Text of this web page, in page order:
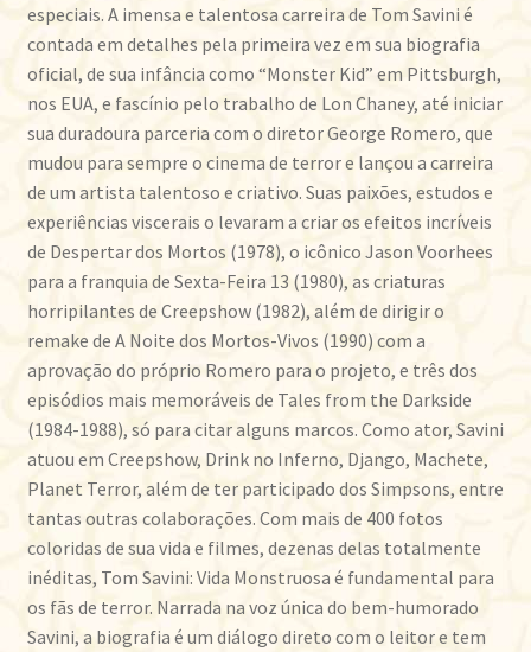
especiais. A imensa e talentosa carreira de Tom Savini é
contada em detalhes pela primeira vez em sua biografia
oficial, de sua infância como “Monster Kid” em Pittsburgh,
nos EUA, e fascínio pelo trabalho de Lon Chaney, até iniciar
sua duradoura parceria com o diretor George Romero, que
mudou para sempre o cinema de terror e lançou a carreira
de um artista talentoso e criativo. Suas paixões, estudos e
experiências viscerais o levaram a criar os efeitos incríveis
de Despertar dos Mortos (1978), o icônico Jason Voorhees
para a franquia de Sexta-Feira 13 (1980), as criaturas
horripilantes de Creepshow (1982), além de dirigir o
remake de A Noite dos Mortos-Vivos (1990) com a
aprovação do próprio Romero para o projeto, e três dos
episódios mais memoráveis de Tales from the Darkside
(1984-1988), só para citar alguns marcos. Como ator, Savini
atuou em Creepshow, Drink no Inferno, Django, Machete,
Planet Terror, além de ter participado dos Simpsons, entre
tantas outras colaborações. Com mais de 400 fotos
coloridas de sua vida e filmes, dezenas delas totalmente
inéditas, Tom Savini: Vida Monstruosa é fundamental para
os fãs de terror. Narrada na voz única do bem-humorado
Savini, a biografia é um diálogo direto com o leitor e tem